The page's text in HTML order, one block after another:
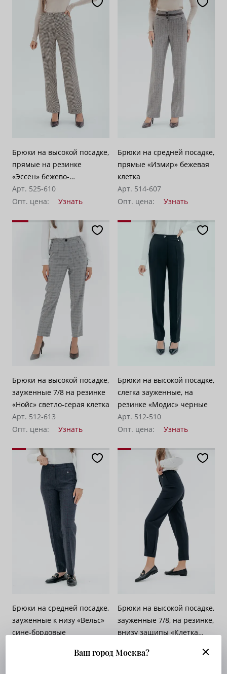
Брюки на высокой посадке,
прямые на резинке
«Эссен» бежево-
коричневые
Арт. 525-610
Опт. цена:
Узнать
Брюки на средней посадке,
прямые «Измир» бежевая
клетка
Арт. 514-607
Опт. цена:
Узнать
Брюки на высокой посадке,
зауженные 7/8 на резинке
«Нойс» светло-серая клетка
Арт. 512-613
Опт. цена:
Узнать
Брюки на высокой посадке,
слегка зауженные, на
резинке «Модис» черные
Арт. 512-510
Опт. цена:
Узнать
Брюки на средней посадке,
зауженные к низу «Вельс»
сине-бордовые
Узнать
Брюки на высокой посадке,
зауженные 7/8, на резинке,
внизу защипы «Клетка
Опт. цена:
Ваш город Москва?